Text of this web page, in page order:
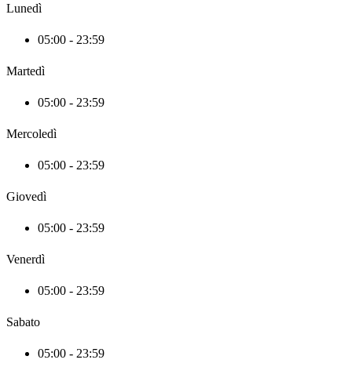
Lunedì
05:00 - 23:59
Martedì
05:00 - 23:59
Mercoledì
05:00 - 23:59
Giovedì
05:00 - 23:59
Venerdì
05:00 - 23:59
Sabato
05:00 - 23:59